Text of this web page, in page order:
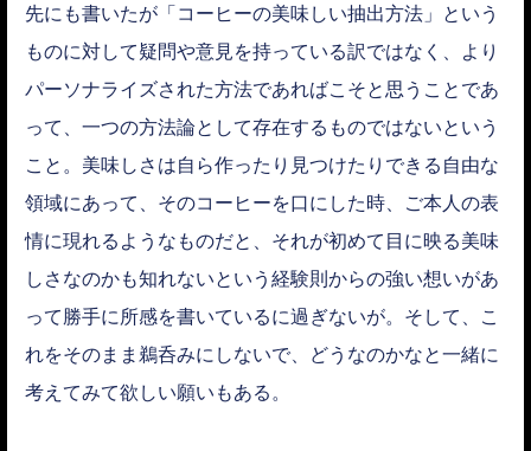
先にも書いたが「コーヒーの美味しい抽出方法」という
ものに対して疑問や意見を持っている訳ではなく、より
パーソナライズされた方法であればこそと思うことであ
って、一つの方法論として存在するものではないという
こと。美味しさは自ら作ったり見つけたりできる自由な
領域にあって、そのコーヒーを口にした時、ご本人の表
情に現れるようなものだと、それが初めて目に映る美味
しさなのかも知れないという経験則からの強い想いがあ
って勝手に所感を書いているに過ぎないが。そして、こ
れをそのまま鵜呑みにしないで、どうなのかなと一緒に
考えてみて欲しい願いもある。